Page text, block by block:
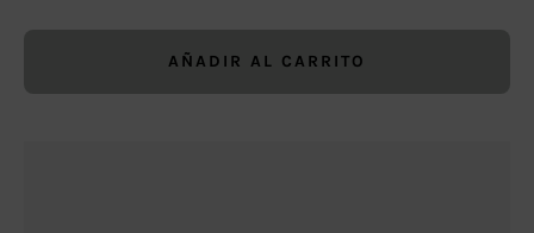
AÑADIR AL CARRITO